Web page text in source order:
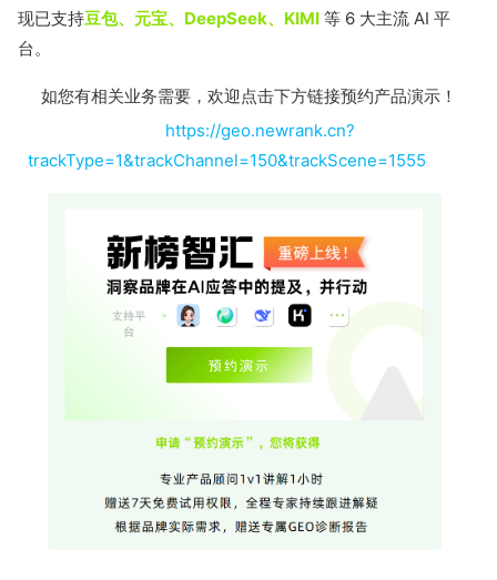
现已支持豆包、元宝、DeepSeek、KIMI 等 6 大主流 AI 平
台。
如您有相关业务需要，欢迎点击下方链接预约产品演示！
https://geo.newrank.cn?
trackType=1&trackChannel=150&trackScene=1555